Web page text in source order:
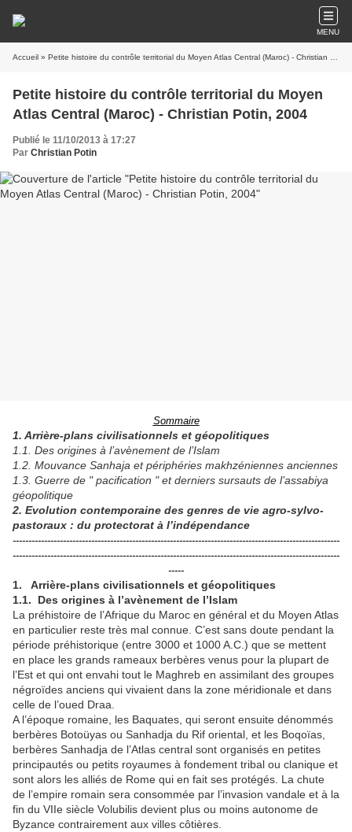
MENU
Accueil » Petite histoire du contrôle territorial du Moyen Atlas Central (Maroc) - Christian Potin, 2004
Petite histoire du contrôle territorial du Moyen
Atlas Central (Maroc) - Christian Potin, 2004
Publié le 11/10/2013 à 17:27
Par Christian Potin
Sommaire
1. Arrière-plans civilisationnels et géopolitiques
1.1. Des origines à l’avènement de l’Islam
1.2. Mouvance Sanhaja et périphéries makhzéniennes anciennes
1.3. Guerre de " pacification " et derniers sursauts de l’assabiya
géopolitique
2. Evolution contemporaine des genres de vie agro-sylvo-
pastoraux : du protectorat à l’indépendance
--------------------------------------------------------------------------------------------------------
--------------------------------------------------------------------------------------------------------
-----
1. Arrière-plans civilisationnels et géopolitiques
1.1. Des origines à l’avènement de l’Islam
La préhistoire de l’Afrique du Maroc en général et du Moyen Atlas
en particulier reste très mal connue. C’est sans doute pendant la
période préhistorique (entre 3000 et 1000 A.C.) que se mettent
en place les grands rameaux berbères venus pour la plupart de
l’Est et qui ont envahi tout le Maghreb en assimilant des groupes
négroïdes anciens qui vivaient dans la zone méridionale et dans
celle de l’oued Draa.
A l’époque romaine, les Baquates, qui seront ensuite dénommés
berbères Botoüyas ou Sanhadja du Rif oriental, et les Boqoïas,
berbères Sanhadja de l’Atlas central sont organisés en petites
principautés ou petits royaumes à fondement tribal ou clanique et
sont alors les alliés de Rome qui en fait ses protégés. La chute
de l’empire romain sera consommée par l’invasion vandale et à la
fin du VIIe siècle Volubilis devient plus ou moins autonome de
Byzance contrairement aux villes côtières.